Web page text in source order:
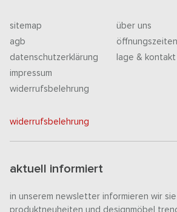
sitemap
agb
datenschutzerklärung
impressum
widerrufsbelehrung
über uns
öffnungszeiten
lage & kontakt
widerrufsbelehrung
aktuell informiert
in unserem newsletter informieren wir
produktneuheiten und designmöbel